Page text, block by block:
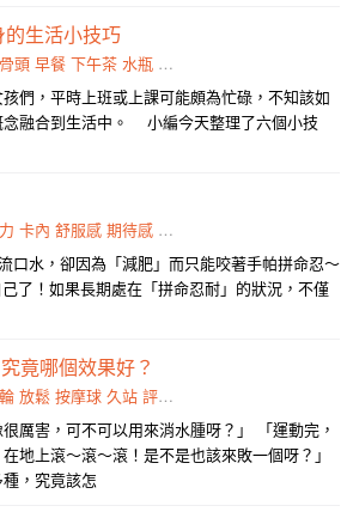
生活小技巧
頭 早餐 下午茶 水瓶 準備
們，平時上班或上課可能頗為忙碌，不知該如
念融合到生活中。 小編今天整理了六個小技
卡內 舒服感 期待感 餅乾
口水，卻因為「減肥」而只能咬著手帕拼命忍～
了！如果長期處在「拼命忍耐」的狀況，不僅
竟哪個效果好？
放鬆 按摩球 久站 評比
很厲害，可不可以用來消水腫呀？」 「運動完，
地上滾～滾～滾！是不是也該來敗一個呀？」
，究竟該怎